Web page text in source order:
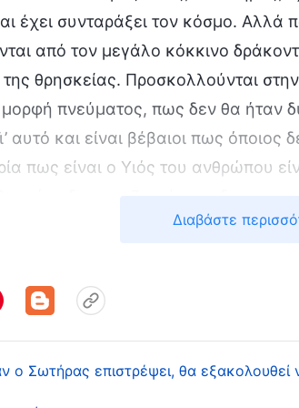
έχει συνταράξει τον κόσμο. Αλλά
από τον μεγάλο κόκκινο
θρησκείας. Προσκολλούνται
πνεύματος, πως δεν θα ήταν
αυτό και είναι βέβαιοι πως όποιος
πως είναι ο Υιός του ανθρώπου
αναζητούν ή αφουγκράζονται τη
έργο του Παντοδύναμου Θεού. Γι’
τρίζουν τα δόντια τους καθώς τους
ή όχι. Πολλοί έχουν την εξής
εμφανίστηκε με τη μορφή
Διαβάστε
ο Σωτήρας επιστρέψει, θα εξακολουθεί